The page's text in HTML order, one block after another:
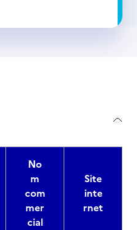
No
m
com
mer
cial
Site
inte
rnet